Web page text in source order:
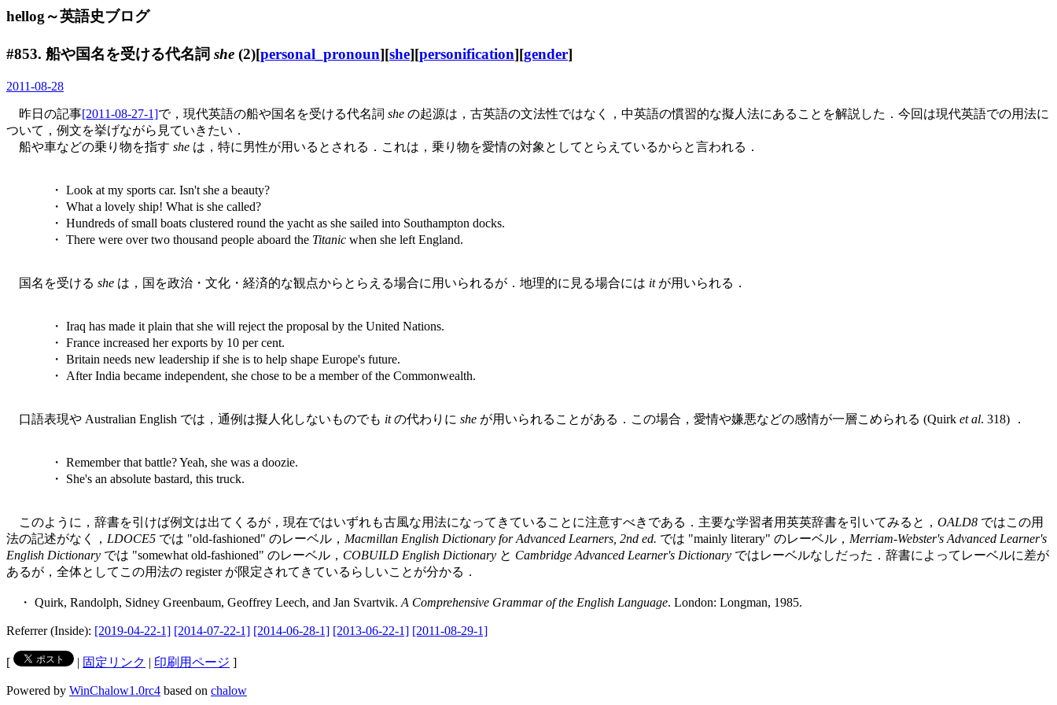
hellog～英語史ブログ
#853. 船や国名を受ける代名詞 she (2)[personal_pronoun][she][personification][gender]
2011-08-28
昨日の記事[2011-08-27-1]で，現代英語の船や国名を受ける代名詞 she の起源は，古英語の文法性ではなく，中英語の慣習的な擬人法にあることを解説した．今回は現代英語での用法に
ついて，例文を挙げながら見ていきたい．
船や車などの乗り物を指す she は，特に男性が用いるとされる．これは，乗り物を愛情の対象としてとらえているからと言われる．
・ Look at my sports car. Isn't she a beauty?
・ What a lovely ship! What is she called?
・ Hundreds of small boats clustered round the yacht as she sailed into Southampton docks.
・ There were over two thousand people aboard the Titanic when she left England.
国名を受ける she は，国を政治・文化・経済的な観点からとらえる場合に用いられるが．地理的に見る場合には itが用いられる．
・ Iraq has made it plain that she will reject the proposal by the United Nations.
・ France increased her exports by 10 per cent.
・ Britain needs new leadership if she is to help shape Europe's future.
・ After India became independent, she chose to be a member of the Commonwealth.
口語表現や Australian English では，通例は擬人化しないものでも itの代わりに she が用いられることがある．この場合，愛情や嫌悪などの感情が一層こめられる (Quirk et al. 318) ．
・ Remember that battle? Yeah, she was a doozie.
・ She's an absolute bastard, this truck.
このように，辞書を引けば例文は出てくるが，現在ではいずれも古風な用法になってきていることに注意すべきである．主要な学習者用英英辞書を引いてみると， OALD8 ではこの用
法の記述がなく， LDOCE5 では "old-fashioned" のレーベル， Macmillan English Dictionary for Advanced Learners, 2nd ed. では "mainly literary" のレーベル， Merriam-Webster's Advanced Learner's
English Dictionary では "somewhat old-fashioned" のレーベル， COBUILD English Dictionary と Cambridge Advanced Learner's Dictionary ではレーベルなしだった．辞書によってレーベルに差が
あるが，全体としてこの用法の register が限定されてきているらしいことが分かる．
・ Quirk, Randolph, Sidney Greenbaum, Geoffrey Leech, and Jan Svartvik. A Comprehensive Grammar of the English Language. London: Longman, 1985.
Referrer (Inside): [2019-04-22-1] [2014-07-22-1] [2014-06-28-1] [2013-06-22-1] [2011-08-29-1]
[ | 固定リンク | 印刷用ページ ]
Powered by WinChalow1.0rc4 based on chalow